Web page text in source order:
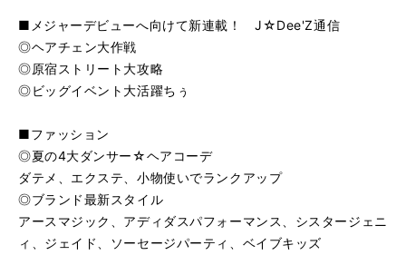
■メジャーデビューへ向けて新連載！ J☆Dee'Z通信
◎ヘアチェン大作戦
◎原宿ストリート大攻略
◎ビッグイベント大活躍ちぅ
■ファッション
◎夏の4大ダンサー☆ヘアコーデ
ダテメ、エクステ、小物使いでランクアップ
◎ブランド最新スタイル
アースマジック、アディダスパフォーマンス、シスタージェニ
ィ、ジェイド、ソーセージパーティ、ベイブキッズ